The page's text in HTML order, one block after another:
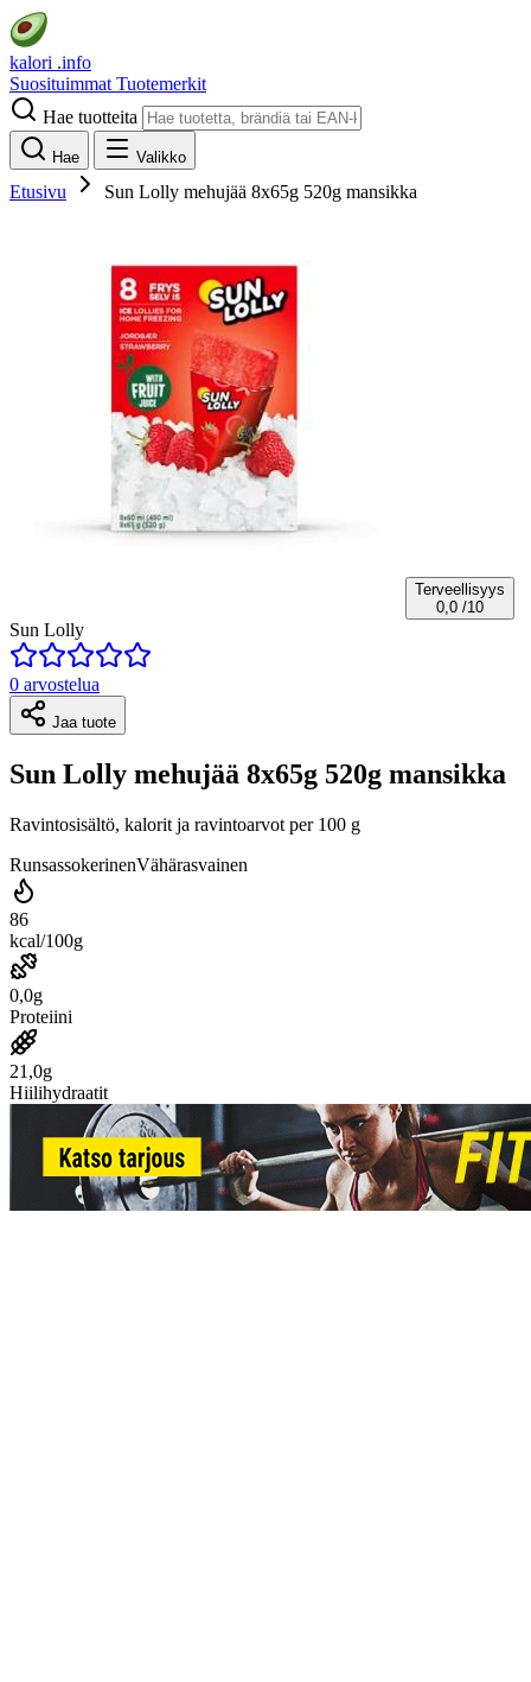
kalori .info
Suosituimmat Tuotemerkit
Hae tuotteita
Hae Valikko
Etusivu Sun Lolly mehujää 8x65g 520g mansikka
Terveellisyys
0,0 /10
Sun Lolly
0 arvostelua
Jaa tuote
Sun Lolly mehujää 8x65g 520g mansikka
Ravintosisältö, kalorit ja ravintoarvot per 100 g
RunsassokerinenVähärasvainen
86
kcal/100g
0,0g
Proteiini
21,0g
Hiilihydraatit